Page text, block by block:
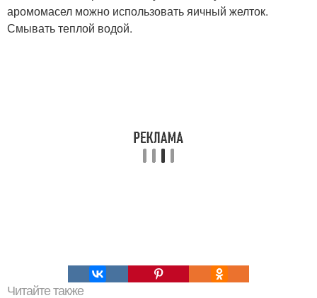
аромомасел можно использовать яичный желток.
Смывать теплой водой.
Читайте также